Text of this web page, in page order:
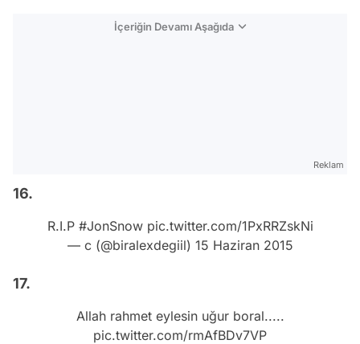
İçeriğin Devamı Aşağıda
Reklam
16.
R.I.P #JonSnow pic.twitter.com/1PxRRZskNi
— c (@biralexdegiil) 15 Haziran 2015
17.
Allah rahmet eylesin uğur boral.....
pic.twitter.com/rmAfBDv7VP